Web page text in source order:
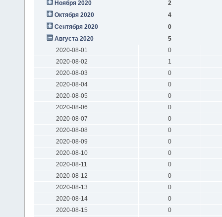
Ноября 2020
2
Октября 2020
4
Сентября 2020
0
Августа 2020
5
2020-08-01
0
2020-08-02
1
2020-08-03
0
2020-08-04
0
2020-08-05
0
2020-08-06
0
2020-08-07
0
2020-08-08
0
2020-08-09
0
2020-08-10
0
2020-08-11
0
2020-08-12
0
2020-08-13
0
2020-08-14
0
2020-08-15
0